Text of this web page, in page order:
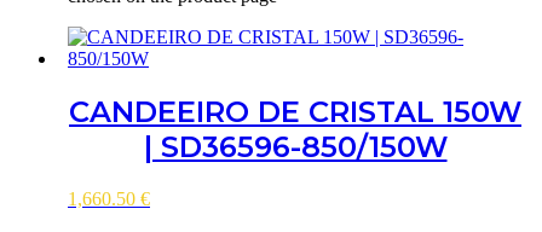
CANDEEIRO DE CRISTAL 150W
| SD36596-850/150W
1,660.50 €